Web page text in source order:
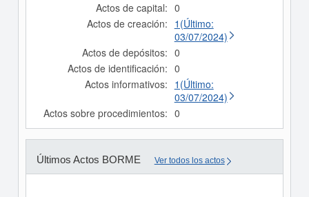
Actos de capital: 0
Actos de creación: 1(Último:
03/07/2024)
Actos de depósitos: 0
Actos de identificación: 0
Actos informativos: 1(Último:
03/07/2024)
Actos sobre procedimientos: 0
Últimos Actos BORME Ver todos los actos